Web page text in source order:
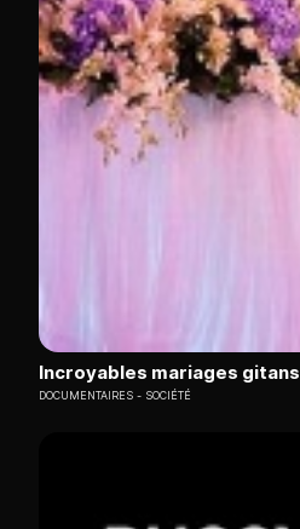
Incroyables mariages gitans
DOCUMENTAIRES SOCIÉTÉ